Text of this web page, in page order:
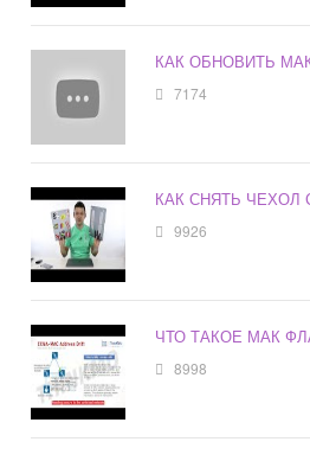
КАК ОБНОВИТЬ
7174
КАК СНЯТЬ ЧЕХОЛ
9926
ЧТО ТАКОЕ МАК
8998